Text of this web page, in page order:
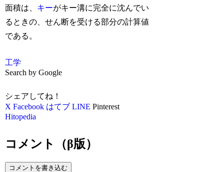
面積は、 キーがキー溝に完全に沈んでい
るときの、せん断を受ける部分の計算値
である。
工学
Search by Google
シェアしてね！
X Facebook はてブ LINE Pinterest
Hitopedia
コメント（β版）
コメントを書き込む